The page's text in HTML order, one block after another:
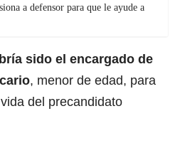
a defensor para que le ayude a
sido el encargado de
, menor de edad, para
del precandidato